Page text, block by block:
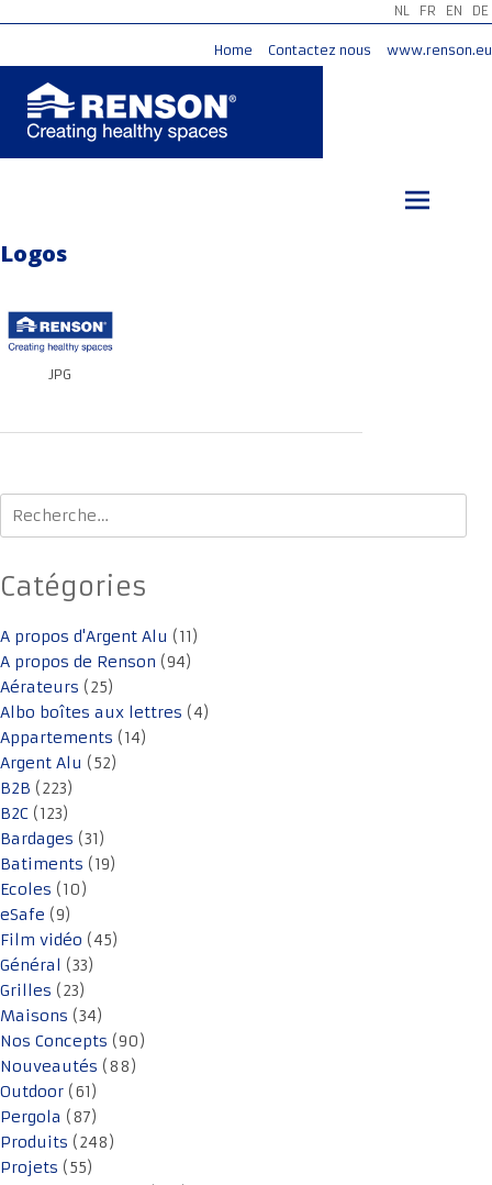
NL FR EN DE
Home Contactez nous www.renson.eu
Logos
JPG
Rechercher :
Catégories
A propos d'Argent Alu (11)
A propos de Renson (94)
Aérateurs (25)
Albo boîtes aux lettres (4)
Appartements (14)
Argent Alu (52)
B2B (223)
B2C (123)
Bardages (31)
Batiments (19)
Ecoles (10)
eSafe (9)
Film vidéo (45)
Général (33)
Grilles (23)
Maisons (34)
Nos Concepts (90)
Nouveautés (88)
Outdoor (61)
Pergola (87)
Produits (248)
Projets (55)